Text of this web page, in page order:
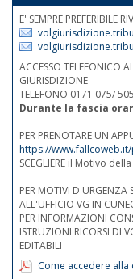
E' SEMPRE PREFERIBILE
ACCESSO TELEFONICO
GIURISDIZIONE
TELEFONO 0171 075/
Durante la fascia
PER PRENOTARE UN
https://
SCEGLIERE il Motivo
PER MOTIVI D'URGENZA
ALL'UFFICIO VG IN
PER INFORMAZIONI
ISTRUZIONI RICORSI DI
EDITABILI
Come accedere alla